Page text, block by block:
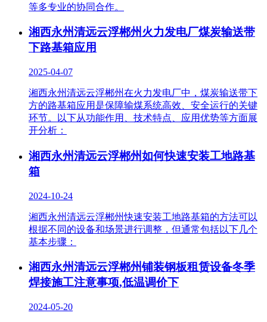
等多专业的协同合作。
湘西永州清远云浮郴州火力发电厂煤炭输送带
下路基箱应用
2025-04-07
湘西永州清远云浮郴州在火力发电厂中，煤炭输送带下
方的路基箱应用是保障输煤系统高效、安全运行的关键
环节。以下从功能作用、技术特点、应用优势等方面展
开分析：
湘西永州清远云浮郴州如何快速安装工地路基
箱
2024-10-24
湘西永州清远云浮郴州快速安装工地路基箱的方法可以
根据不同的设备和场景进行调整，但通常包括以下几个
基本步骤：
湘西永州清远云浮郴州铺装钢板租赁设备冬季
焊接施工注意事项,低温调价下
2024-05-20